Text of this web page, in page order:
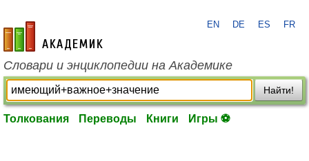
academic.ru
EN DE ES FR
Словари и энциклопедии на Академике
Найти!
Толкования Переводы Книги Игры ⚽